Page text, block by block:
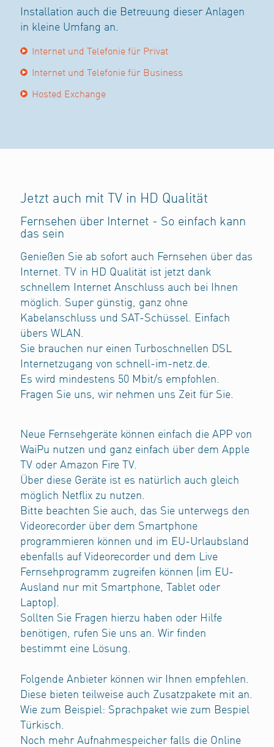
Installation auch die Betreuung dieser Anlagen
in kleine Umfang an.
Internet und Telefonie für Privat
Internet und Telefonie für Business
Hosted Exchange
Jetzt auch mit TV in HD Qualität
Fernsehen über Internet - So einfach kann
das sein
Genießen Sie ab sofort auch Fernsehen über das
Internet. TV in HD Qualität ist jetzt dank
schnellem Internet Anschluss auch bei Ihnen
möglich. Super günstig, ganz ohne
Kabelanschluss und SAT-Schüssel. Einfach
übers WLAN.
Sie brauchen nur einen Turboschnellen DSL
Internetzugang von schnell-im-netz.de.
Es wird mindestens 50 Mbit/s empfohlen.
Fragen Sie uns, wir nehmen uns Zeit für Sie.
Neue Fernsehgeräte können einfach die APP von
WaiPu nutzen und ganz einfach über dem Apple
TV oder Amazon Fire TV.
Über diese Geräte ist es natürlich auch gleich
möglich Netflix zu nutzen.
Bitte beachten Sie auch, das Sie unterwegs den
Videorecorder über dem Smartphone
programmieren können und im EU-Urlaubsland
ebenfalls auf Videorecorder und dem Live
Fernsehprogramm zugreifen können (im EU-
Ausland nur mit Smartphone, Tablet oder
Laptop).
Sollten Sie Fragen hierzu haben oder Hilfe
benötigen, rufen Sie uns an. Wir finden
bestimmt eine Lösung.
Folgende Anbieter können wir Ihnen empfehlen.
Diese bieten teilweise auch Zusatzpakete mit an.
Wie zum Beispiel: Sprachpaket wie zum Bespiel
Türkisch.
Noch mehr Aufnahmespeicher falls die Online